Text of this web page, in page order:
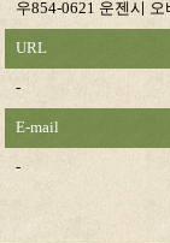
우854‐0621 운젠시
URL
-
E-mail
-